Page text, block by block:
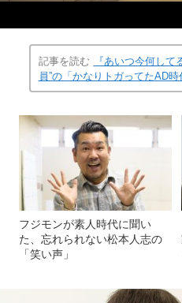
記事を読む
『あいつ今何して
員”の「かなりトガってたAD時
フジモンが素人時代に聞い
た、忘れられない松本人志の
「笑い声」